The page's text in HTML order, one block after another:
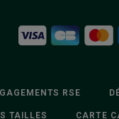
RSE
TAILLES CARTE